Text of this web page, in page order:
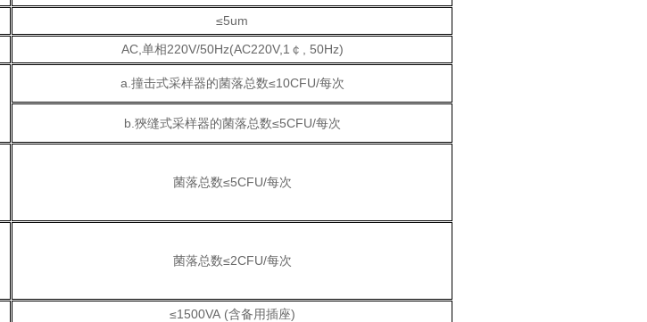
≤5um
AC,单相220V/50Hz(AC220V,1￠, 50Hz)
a.撞击式采样器的菌落总数≤10CFU/每次
b.狹缝式采样器的菌落总数≤5CFU/每次
菌落总数≤5CFU/每次
菌落总数≤2CFU/每次
≤1500VA (含备用插座)